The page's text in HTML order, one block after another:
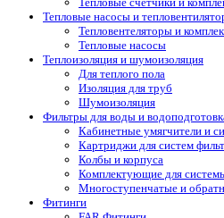
Тепловые насосы и
Тепловентеляторы и
Тепловые насосы
Теплоизоляция и шумоизоляция
Для теплого пола
Изоляция для труб
Шумоизоляция
Фильтры для воды и
Кабинетные умягчители и
Картриджи для систем
Колбы и корпуса
Комплектующие для
Многоступенчатые и
Фитинги